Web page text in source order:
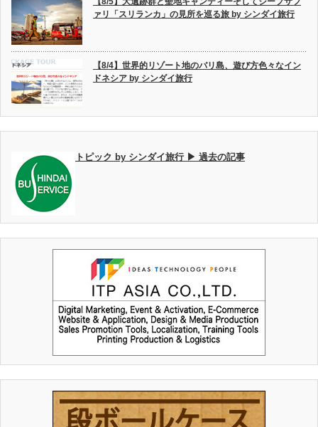
ァリ「スリランカ」の見所を巡る旅 by シンダイ旅行
【8/4】世界的リゾート地のバリ島、遊び方色々なイン
ドネシア by シンダイ旅行
トピック by シンダイ旅行 ▶ 過去の記事